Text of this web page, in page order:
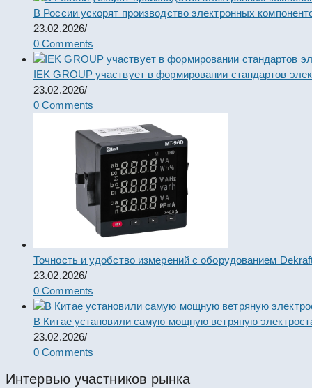
В России ускорят производство электронных
23.02.2026/
0 Comments
IEK GROUP участвует в формировании стандартов
23.02.2026/
0 Comments
Точность и удобство измерений с оборудованием
23.02.2026/
0 Comments
В Китае установили самую мощную ветряную
23.02.2026/
0 Comments
Интервью участников рынка